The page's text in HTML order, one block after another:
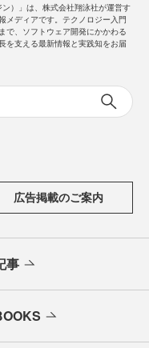
ン）」は、株式会社翔泳社が運営す
メディアです。テクノロジー入門
で、ソフトウェア開発にかかわる
を支える最新情報と実践知をお届
広告掲載のご案内
事